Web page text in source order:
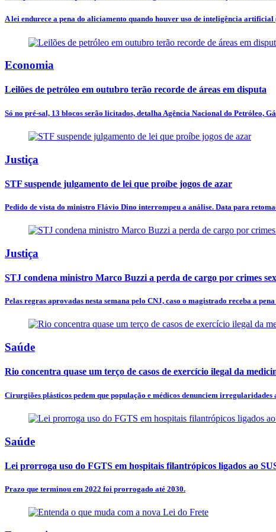
A lei endurece a pena do aliciamento quando houver uso de inteligência artificial
Economia
Leilões de petróleo em outubro terão recorde de áreas em disputa
Só no pré-sal, 13 blocos serão licitados, detalha Agência Nacional do Petróleo,
Justiça
STF suspende julgamento de lei que proíbe jogos de azar
Pedido de vista do ministro Flávio Dino interrompeu a análise. Data para
Justiça
STJ condena ministro Marco Buzzi a perda de cargo por crimes
Pelas regras aprovadas nesta semana pelo CNJ, caso o magistrado receba a
Saúde
Rio concentra quase um terço de casos de exercício ilegal da
Cirurgiões plásticos pedem que população e médicos denunciem irregularidades
Saúde
Lei prorroga uso do FGTS em hospitais filantrópicos ligados ao
Prazo que terminou em 2022 foi prorrogado até 2030.